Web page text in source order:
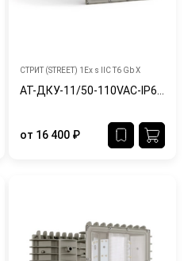
СТРИТ (STREET) 1Ex s IIC T6 Gb X
от 16 400 ₽